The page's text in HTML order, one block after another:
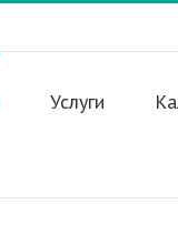
Услуги